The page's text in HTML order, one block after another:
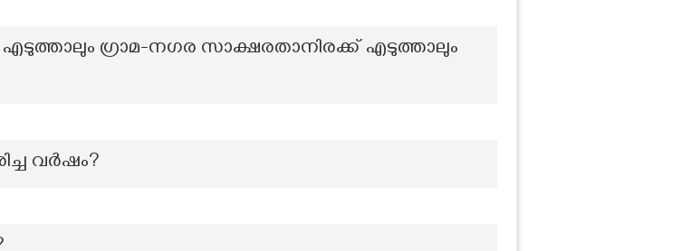
ഗ്രാമ-നഗര സാക്ഷരതാനിരക്ക് എടുത്താലും
വർഷം?